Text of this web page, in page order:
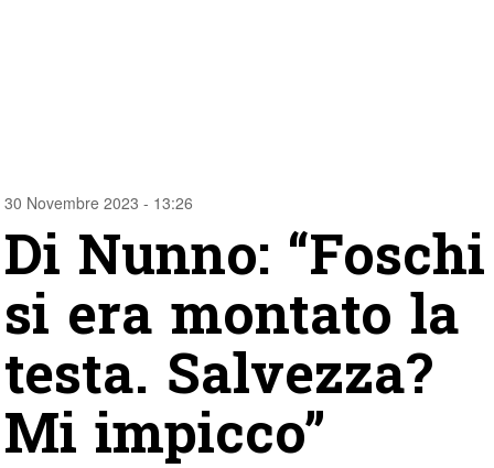
30 Novembre 2023 - 13:26
Di Nunno: “Foschi
si era montato la
testa. Salvezza?
Mi impicco”